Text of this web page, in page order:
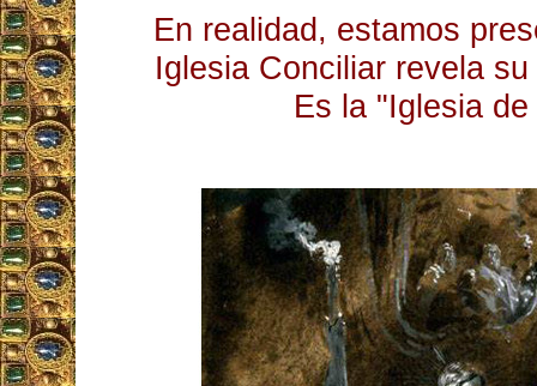
En realidad, estamos
Iglesia Conciliar revela
Es la "Iglesia